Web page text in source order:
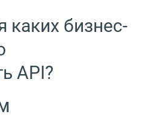
бизнес-
API?